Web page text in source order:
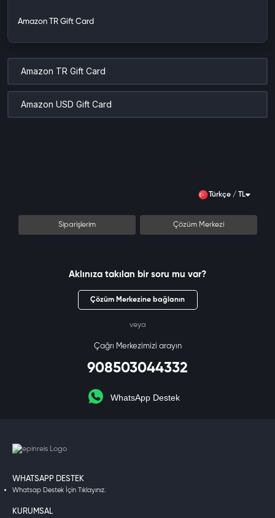
Amazon TR Gift Card
Amazon TR Gift Card
Amazon USD Gift Card
Türkçe / TL
Siparişlerim Çözüm Merkezi
Aklınıza takılan bir soru mu var?
Çözüm Merkezine bağlanın
veya
Çağrı Merkezimizi arayın
908503044332
WhatsApp Destek
WHATSAPP DESTEK
Whatsap Destek İçin Tıklayınız.
KURUMSAL